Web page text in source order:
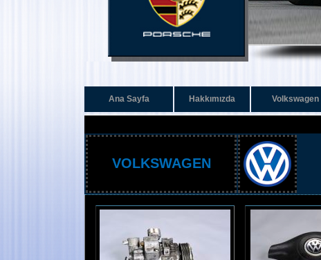
Ana Sayfa Hakkımızda Volkswagen
VOLKSWAGEN